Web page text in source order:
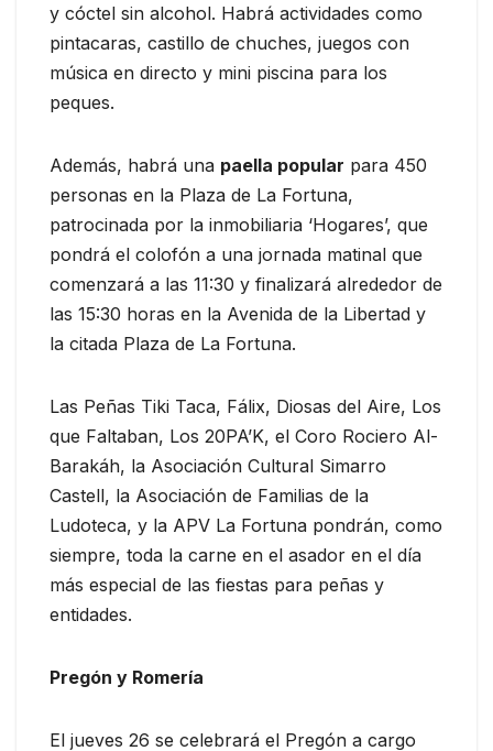
y cóctel sin alcohol. Habrá actividades como
pintacaras, castillo de chuches, juegos con
música en directo y mini piscina para los
peques.
Además, habrá una paella popular para 450
personas en la Plaza de La Fortuna,
patrocinada por la inmobiliaria ‘Hogares’, que
pondrá el colofón a una jornada matinal que
comenzará a las 11:30 y finalizará alrededor de
las 15:30 horas en la Avenida de la Libertad y
la citada Plaza de La Fortuna.
Las Peñas Tiki Taca, Fálix, Diosas del Aire, Los
que Faltaban, Los 20PA’K, el Coro Rociero Al-
Barakáh, la Asociación Cultural Simarro
Castell, la Asociación de Familias de la
Ludoteca, y la APV La Fortuna pondrán, como
siempre, toda la carne en el asador en el día
más especial de las fiestas para peñas y
entidades.
Pregón y Romería
El jueves 26 se celebrará el Pregón a cargo